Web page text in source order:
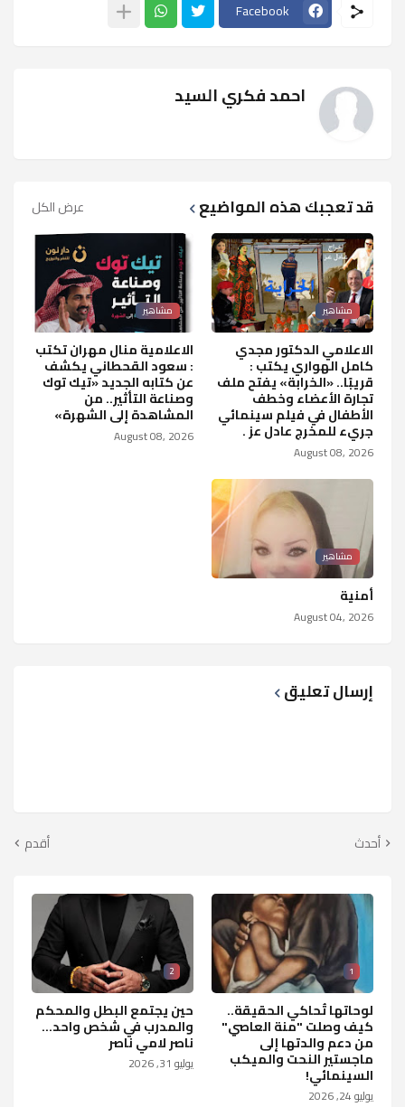
Facebook
احمد فكري السيد
قد تعجبك هذه المواضيع عرض الكل
مشاهير
الاعلامي الدكتور مجدي
كامل الهواري يكتب :
قريبًا.. «الخرابة» يفتح ملف
تجارة الأعضاء وخطف
الأطفال في فيلم سينمائي
جريء للمخرج عادل عز .
August 08, 2026
مشاهير
الاعلامية منال مهران تكتب
: سعود القحطاني يكشف
عن كتابه الجديد «تيك توك
وصناعة التأثير.. من
المشاهدة إلى الشهرة»
August 08, 2026
مشاهير
أمنية
August 04, 2026
إرسال تعليق
أحدث أقدم
1
لوحاتها تُحاكي الحقيقة..
كيف وصلت "منة العاصي"
من دعم والدتها إلى
ماجستير النحت والميكب
السينمائي!
يوليو 24, 2026
2
حين يجتمع البطل والمحكم
والمدرب في شخص واحد...
ناصر لامي ناصر
يوليو 31, 2026